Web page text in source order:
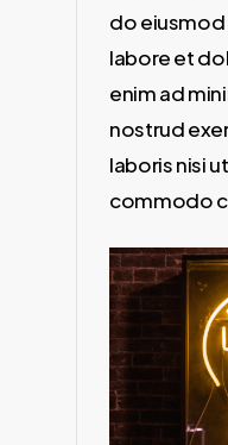
do
labore et
enim ad
nostrud
laboris nisi
commodo